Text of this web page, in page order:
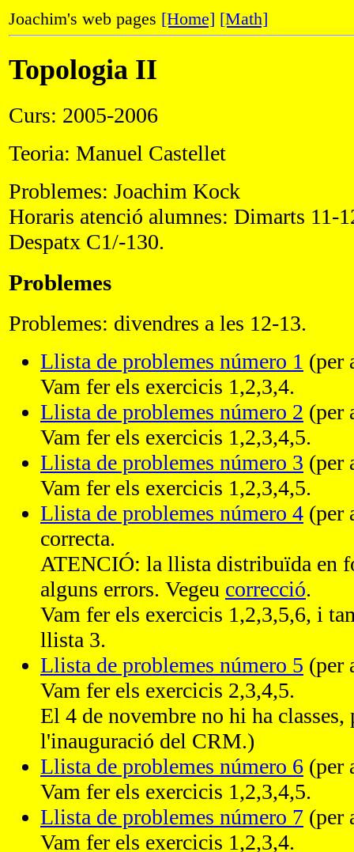
Joachim's web pages [Home] [Math]
Topologia II
Curs: 2005-2006
Teoria: Manuel Castellet
Problemes: Joachim Kock
Horaris atenció alumnes: Dimarts 11-
Despatx C1/-130.
Problemes
Problemes: divendres a les 12-13.
Llista de problemes número 1 (per
Vam fer els exercicis 1,2,3,4.
Llista de problemes número 2 (per
Vam fer els exercicis 1,2,3,4,5.
Llista de problemes número 3 (per
Vam fer els exercicis 1,2,3,4,5.
Llista de problemes número 4 (per
correcta.
ATENCIÓ: la llista distribuïda en
alguns errors. Vegeu correcció.
Vam fer els exercicis 1,2,3,5,6, i
llista 3.
Llista de problemes número 5 (per
Vam fer els exercicis 2,3,4,5.
El 4 de novembre no hi ha classes,
l'inauguració del CRM.)
Llista de problemes número 6 (per
Vam fer els exercicis 1,2,3,4,5.
Llista de problemes número 7 (per
Vam fer els exercicis 1,2,3,4.